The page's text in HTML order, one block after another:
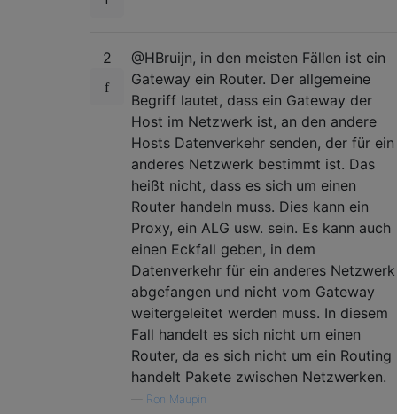
2
@HBruijn, in den meisten Fällen ist ein
Gateway ein Router. Der allgemeine
Begriff lautet, dass ein Gateway der
Host im Netzwerk ist, an den andere
Hosts Datenverkehr senden, der für ein
anderes Netzwerk bestimmt ist. Das
heißt nicht, dass es sich um einen
Router handeln muss. Dies kann ein
Proxy, ein ALG usw. sein. Es kann auch
einen Eckfall geben, in dem
Datenverkehr für ein anderes Netzwerk
abgefangen und nicht vom Gateway
weitergeleitet werden muss. In diesem
Fall handelt es sich nicht um einen
Router, da es sich nicht um ein Routing
handelt Pakete zwischen Netzwerken.
Ron Maupin